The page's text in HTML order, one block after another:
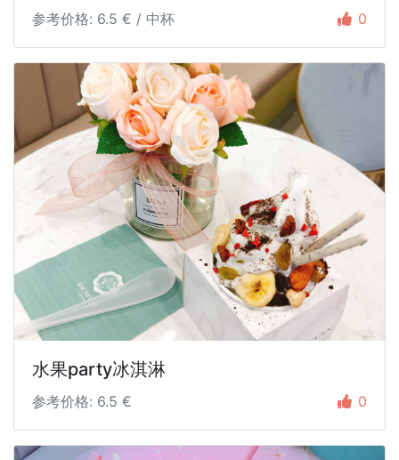
参考价格: 6.5 € / 中杯 0
水果party冰淇淋
参考价格: 6.5 € 0